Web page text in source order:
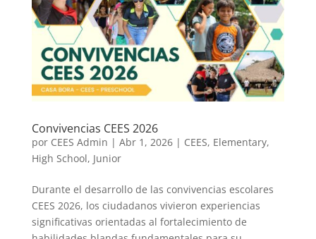
Convivencias CEES 2026
por CEES Admin | Abr 1, 2026| CEES, Elementary,
High School, Junior
Durante el desarrollo de las convivencias escolares
CEES 2026, los ciudadanos vivieron experiencias
significativas orientadas al fortalecimiento de